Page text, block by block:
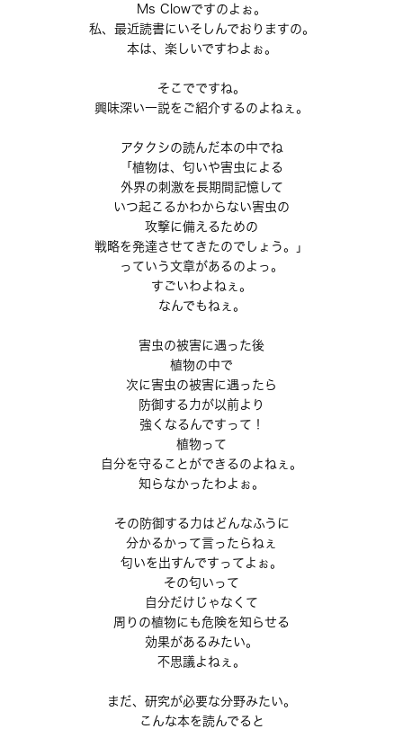
Ms Clowですのよぉ。
私、最近読書にいそしんでおりますの。
本は、楽しいですわよぉ。
そこでですね。
興味深い一説をご紹介するのよねぇ。
アタクシの読んだ本の中でね
「植物は、匂いや害虫による
外界の刺激を長期間記憶して
いつ起こるかわからない害虫の
攻撃に備えるための
戦略を発達させてきたのでしょう。」
っていう文章があるのよっ。
すごいわよねぇ。
なんでもねぇ。
害虫の被害に遇った後
植物の中で
次に害虫の被害に遇ったら
防御する力が以前より
強くなるんですって！
植物って
自分を守ることができるのよねぇ。
知らなかったわよぉ。
その防御する力はどんなふうに
分かるかって言ったらねぇ
匂いを出すんですってよぉ。
その匂いって
自分だけじゃなくて
周りの植物にも危険を知らせる
効果があるみたい。
不思議よねぇ。
まだ、研究が必要な分野みたい。
こんな本を読んでると